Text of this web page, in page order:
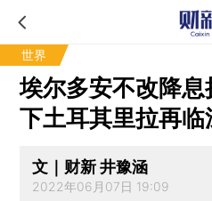
世界
埃尔多安不改降
下土耳其里拉再临
文｜财新 井豫涵
2022年06月07日 19:09